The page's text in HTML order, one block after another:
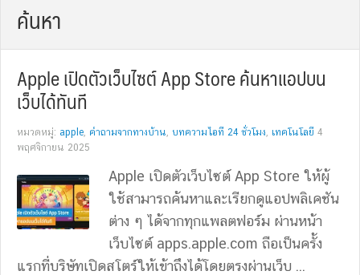
ค้นหา
Apple เปิดตัวเว็บไซต์ App Store ค้นหาแอปบน
เว็บได้ทันที
หมวดหมู่: apple, คำถามจากทางบ้าน, บทความไอที 24 ชั่วโมง, เทคโนโลยี 4
พฤศจิกายน 2025
Apple เปิดตัวเว็บไซต์ App Store ให้ผู้
ใช้สามารถค้นหาและเรียกดูแอปพลิเคชัน
ต่าง ๆ ได้จากทุกแพลตฟอร์ม ผ่านหน้า
เว็บไซต์ apps.apple.com ถือเป็นครั้ง
แรกที่บริษัทเปิดสโตร์ให้เข้าถึงได้โดยตรงผ่านเว็บ ...